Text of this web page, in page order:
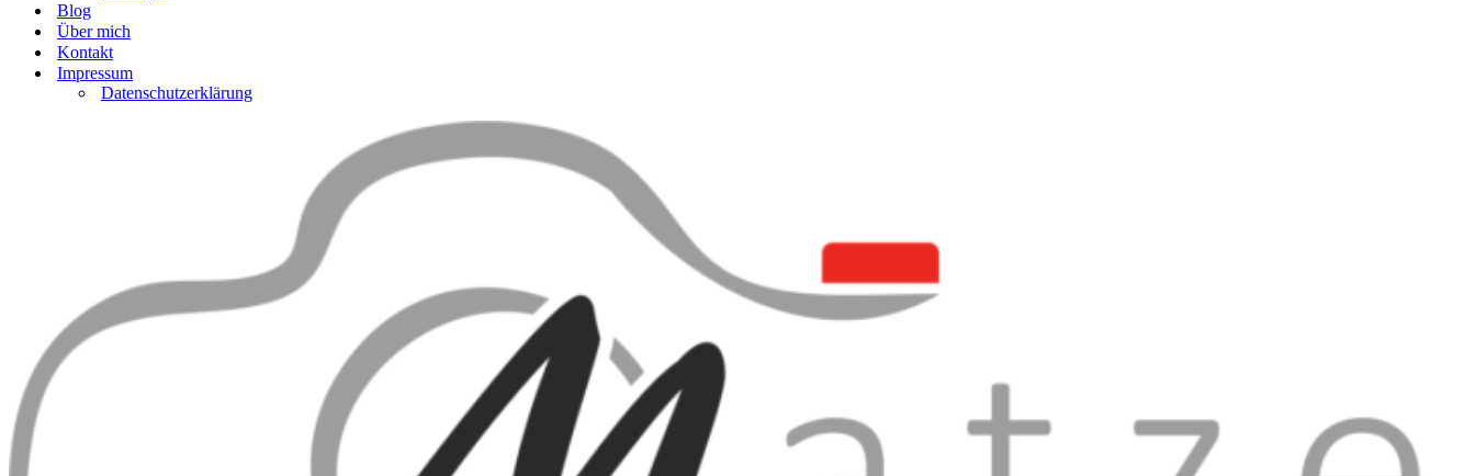
Blog
Über mich
Kontakt
Impressum
Datenschutzerklärung